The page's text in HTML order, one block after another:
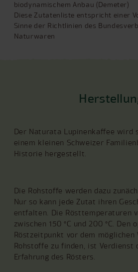
biodynamischem Anbau (Demeter)
Diese Zutatenliste entspricht einer
Sinne der Richtlinien des
Naturwaren
Der Naturata Lupinenkaffee wird
einem kleinen Schweizer
Historie hergestellt.
Die Rohstoffe werden dazu
Nur so kann jede Zutat ihren
entfalten. Die Rösttemperaturen
zwischen 150 °C und 200 °C. Den
Röstzeitpunkt vor dem möglichen
Rohstoffe zu finden, ist Verdienst
Erfahrung des Rösters.